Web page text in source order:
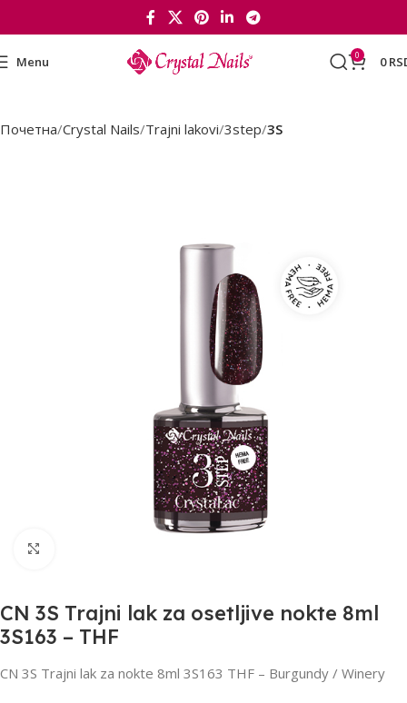
Menu 0 0
Почетна Crystal Nails Trajni lakovi 3step 3S
CN 3S Trajni lak za osetljive nokte 8ml
3S163 – THF
CN 3S Trajni lak za nokte 8ml 3S163 THF – Burgundy / Winery